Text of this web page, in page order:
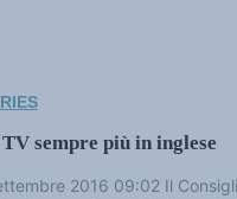
sempre più in inglese
2016 09:02 Il